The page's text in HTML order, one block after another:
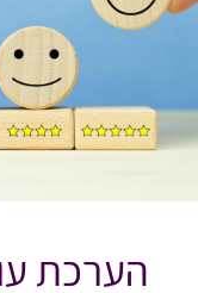
הערכת